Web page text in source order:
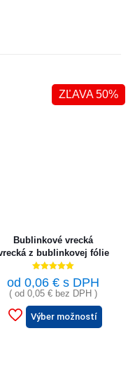
ZĽAVA 50%
Bublinkové vrecká
z bublinkovej fólie
Hodnotenie
5.00
z 5
od 0,06 € s DPH
( od 0,05 € bez DPH )
Výber možností